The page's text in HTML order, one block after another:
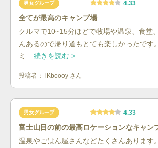
男女グループ 4.33
全てが最高のキャンプ場
クルマで10~15分ほどで牧場や温泉、食堂
んあるので帰り道もとても楽しかったです
ミ...
続きを読む >
投稿者： TKboooy さん
男女グループ 4.33
富士山目の前の最高ロケーションなキャン
温泉やごはん屋さんなどたくさんあります